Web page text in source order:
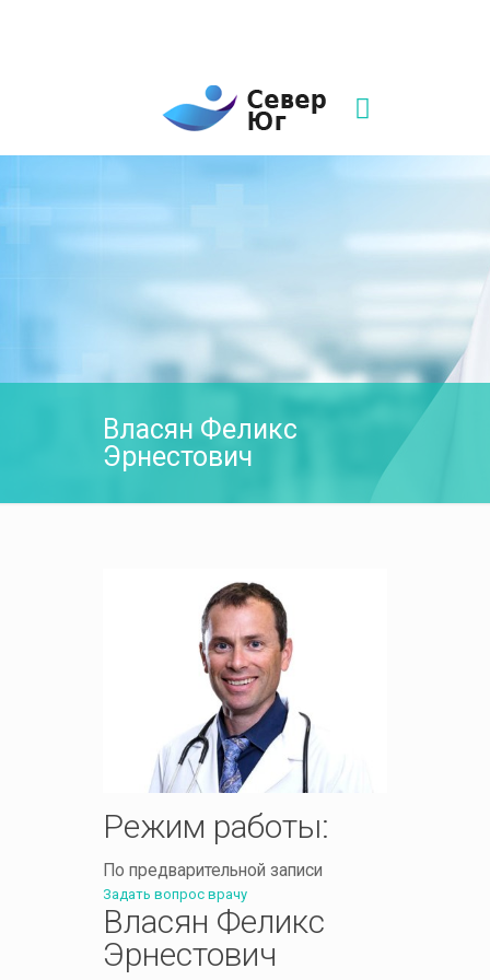
Власян Феликс
Эрнестович
Режим работы:
По предварительной записи
Задать вопрос врачу
Власян Феликс
Эрнестович